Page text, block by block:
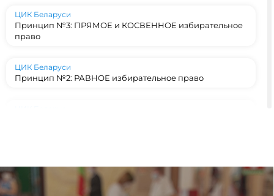
ЦИК Беларуси
Принцип №3: ПРЯМОЕ и КОСВЕННОЕ избирательное
право
ЦИК Беларуси
Принцип №2: РАВНОЕ избирательное право
строятся выборы в Беларуси?